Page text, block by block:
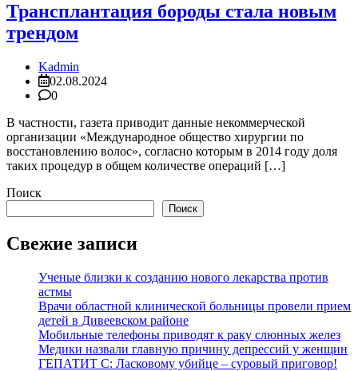
Трансплантация бороды стала новым
трендом
Kadmin
02.08.2024
0
В частности, газета приводит данные некоммерческой
организации «Международное общество хирургии по
восстановлению волос», согласно которым в 2014 году доля
таких процедур в общем количестве операций […]
Поиск
Поиск
Свежие записи
Ученые близки к созданию нового лекарства против
астмы
Врачи областной клинической больницы провели прием
детей в Дивеевском районе
Мобильные телефоны приводят к раку слюнных желез
Медики назвали главную причину депрессий у женщин
ГЕПАТИТ С: Ласковому убийце – суровый приговор!